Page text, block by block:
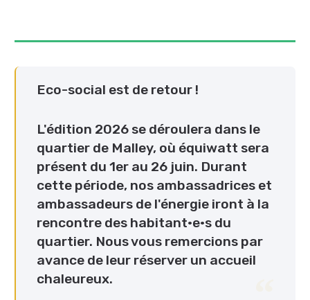
Eco-social est de retour !
L'édition 2026 se déroulera dans le
quartier de Malley, où équiwatt sera
présent du 1er au 26 juin. Durant
cette période, nos ambassadrices et
ambassadeurs de l'énergie iront à la
rencontre des habitant·e·s du
quartier. Nous vous remercions par
avance de leur réserver un accueil
chaleureux.